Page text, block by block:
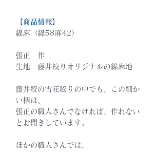
【商品情報】
綿麻（綿58麻42）
張正 作
生地 藤井絞りオリジナルの綿麻地
藤井絞の雪花絞りの中でも、この細か
い柄は、
張正の職人さんでなければ、作れない
とお聞きしています。
ほかの職人さんでは、